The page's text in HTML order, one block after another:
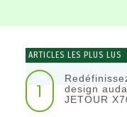
ARTICLES LES PLUS LUS
1
design
JETOUR